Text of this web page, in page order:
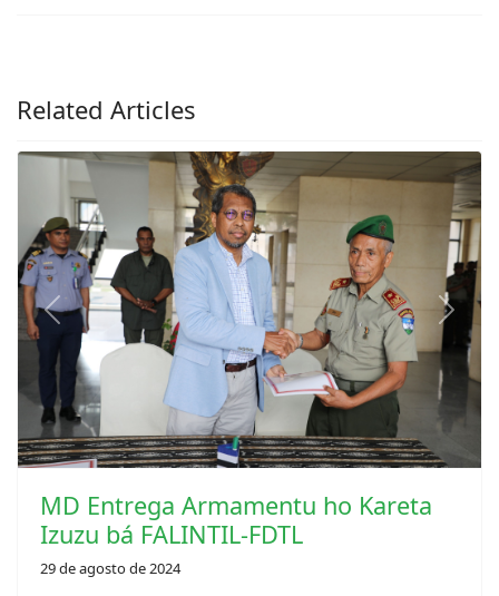
Related Articles
Previous Next
MD Entrega Armamentu ho Kareta
Izuzu bá FALINTIL-FDTL
29 de agosto de 2024